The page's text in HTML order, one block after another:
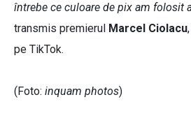
întrebe ce culoare de pix am folosit
transmis premierul Marcel Ciolacu
pe TikTok.
(Foto: inquam photos)